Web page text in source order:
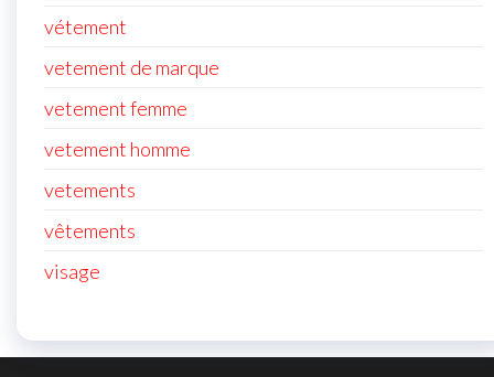
vétement
vetement de marque
vetement femme
vetement homme
vetements
vêtements
visage